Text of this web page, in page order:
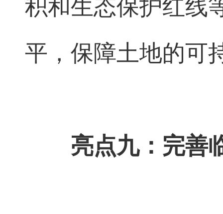
积和生态保护红线
平，保障土地的可
亮点九：完善